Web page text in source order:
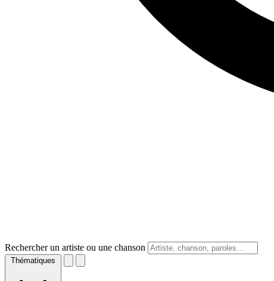
Rechercher un artiste ou une chanson
Thématiques